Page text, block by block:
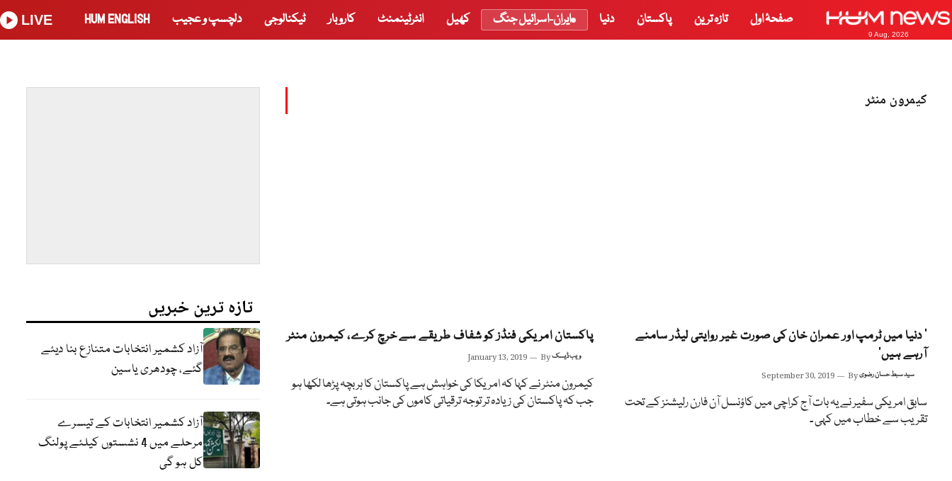
9 Aug, 2026
صفحۂ اول تازہ ترین پاکستان دنیا ایران-اسرائیل جنگ کھیل انٹرٹینمنٹ کاروبار ٹیکنالوجی دلچسپ و عجیب HUM ENGLISH
LIVE
کیمرون منٹر
’ دنیا میں ٹرمپ اور عمران خان کی صورت غیر روایتی لیڈر سامنے
آرہے ہیں‘
September 30, 2019 Byسید سبط حسان رضوی
سابق امریکی سفیر نے یہ بات آج کراچی میں کاؤنسل آن فارن رلیشنز کے تحت
تقریب سے خطاب میں کہی ۔
پاکستان امریکی فنڈز کو شفاف طریقے سے خرچ کرے، کیمرون منٹر
January 13, 2019 Byویب ڈیسک
کیمرون منٹر نے کہا کہ امریکا کی خواہش ہے پاکستان کا ہر بچہ پڑھا لکھا ہو
جب کہ پاکستان کی زیادہ تر توجہ ترقیاتی کاموں کی جانب ہوتی ہے۔
تازہ ترین خبریں
آزاد کشمیر انتخابات متنازع بنا دیئے
گئے، چودھری یاسین
آزاد کشمیر انتخابات کے تیسرے
مرحلے میں 4 نشستوں کیلئے پولنگ
کل ہو گی